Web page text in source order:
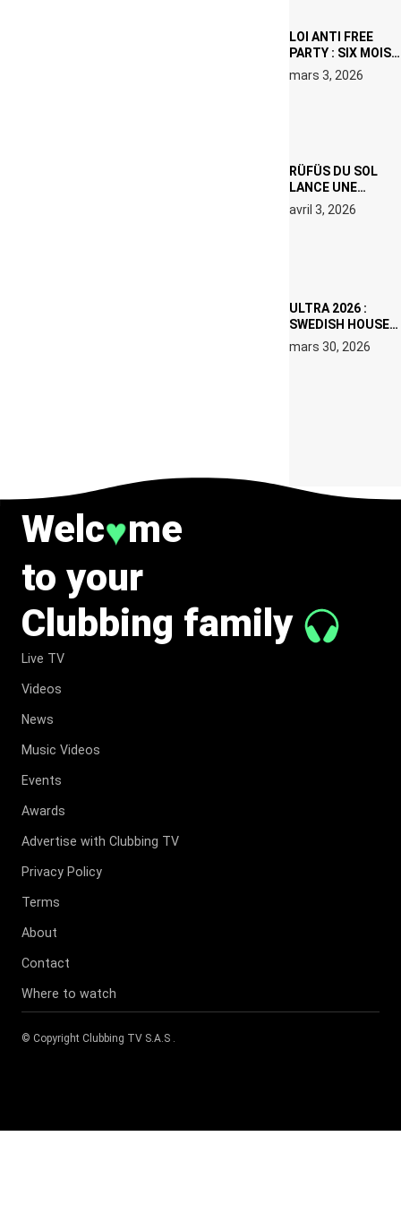
LOI ANTI FREE
PARTY : SIX MOIS
DE PRISON ET 5
000 € D’AMENDE
mars 3, 2026
RÜFÜS DU SOL
LANCE UNE
RÉSIDENCE DJ
SET DE QUATRE
avril 3, 2026
ULTRA 2026 :
SWEDISH HOUSE
MAFIA RETROUVE
ERIC PRYDZ DANS
mars 30, 2026
Welc♥me
to your
Clubbing family
Live TV
Videos
News
Music Videos
Events
Awards
Advertise with Clubbing TV
Privacy Policy
Terms
About
Contact
Where to watch
© Copyright Clubbing TV S.A.S .